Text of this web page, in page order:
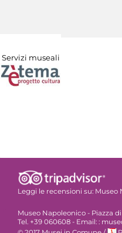
Servizi museali
Leggi le recensioni su: Museo
Museo Napoleonico - Piazza
Tel. +39 060608 - Email: :